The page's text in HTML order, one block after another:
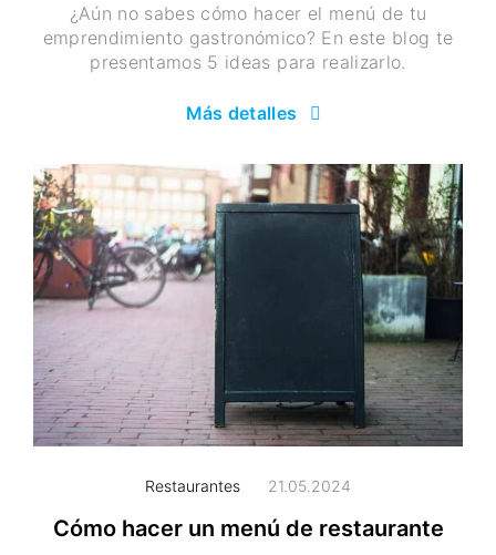
¿Aún no sabes cómo hacer el menú de tu
emprendimiento gastronómico? En este blog te
presentamos 5 ideas para realizarlo.
Más detalles
Restaurantes 21.05.2024
Cómo hacer un menú de restaurante